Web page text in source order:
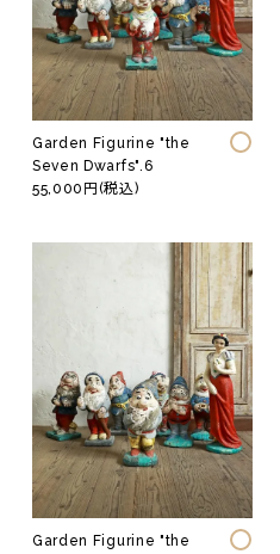
Garden Figurine "the
Seven Dwarfs".6
55,000円(税込)
Garden Figurine "the